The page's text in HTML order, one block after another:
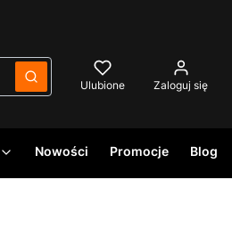
WyczyśćSzukaj Ulubione Zaloguj się
Nowości Promocje Blog